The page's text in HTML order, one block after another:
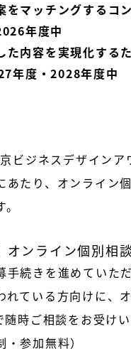
をマッチングするコ
年度中
た内容を実現化する
年度・2028年度中
ビジネスデザインア
あたり、オンライン
オンライン個別相談
手続きを進めていた
れている方向けに、
随時ご相談をお受けい
・参加無料）